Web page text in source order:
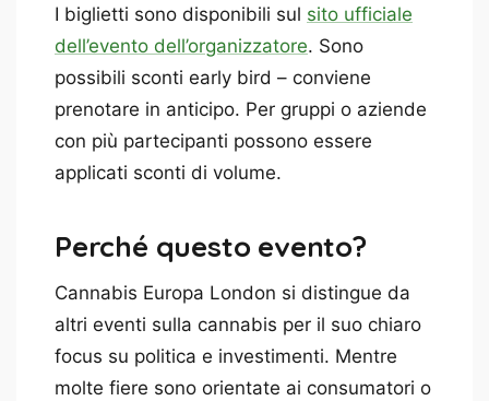
I biglietti sono disponibili sul sito ufficiale
dell’evento dell’organizzatore. Sono
possibili sconti early bird – conviene
prenotare in anticipo. Per gruppi o aziende
con più partecipanti possono essere
applicati sconti di volume.
Perché questo evento?
Cannabis Europa London si distingue da
altri eventi sulla cannabis per il suo chiaro
focus su politica e investimenti. Mentre
molte fiere sono orientate ai consumatori o